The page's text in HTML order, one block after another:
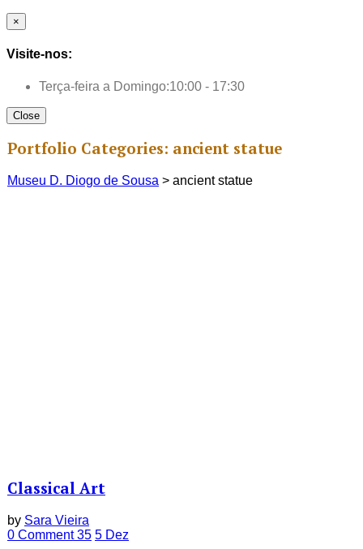
×
Visite-nos:
Terça-feira a Domingo:10:00 - 17:30
Close
Portfolio Categories: ancient statue
Museu D. Diogo de Sousa > ancient statue
Classical Art
by Sara Vieira
0 Comment35 5 Dez